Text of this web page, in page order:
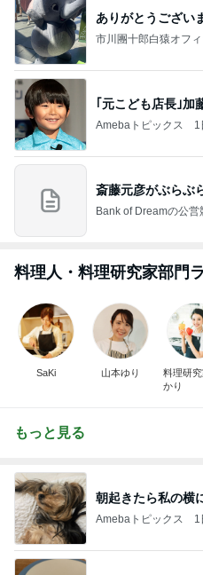
ありがとうござい
市川團十郎白猿オフ
｢元こども店長｣
Amebaトピックス 1
斎藤元彦がぶらぶ
Bank of Dreamの公営
料理人・料理研究家部門
SaKi 山本ゆり
料理研
かり
もっと見る
朝起きたら私の横
Amebaトピックス 1